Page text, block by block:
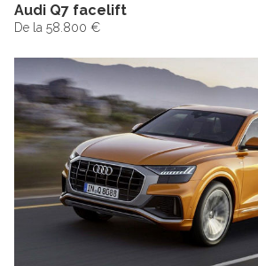
Audi Q7 facelift
De la 58.800 €